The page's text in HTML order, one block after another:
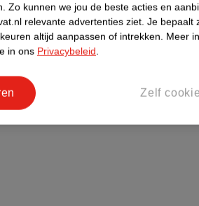
Zo kunnen we jou de beste acties en
relevante advertenties ziet. Je bepaalt
altijd aanpassen of intrekken. Meer
in ons Privacybeleid.
Zelf